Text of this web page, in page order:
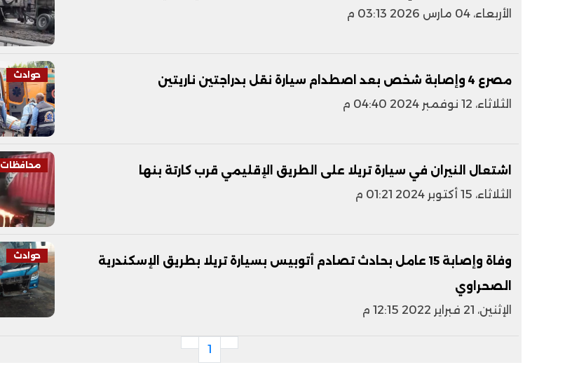
الأربعاء، 04 مارس 2026 03:13 م
حوادث
مصرع 4 وإصابة شخص بعد اصطدام سيارة نقل بدراجتين ناريتين
الثلاثاء، 12 نوفمبر 2024 04:40 م
محافظات
اشتعال النيران في سيارة تريلا على الطريق الإقليمي قرب كارتة بنها
الثلاثاء، 15 أكتوبر 2024 01:21 م
حوادث
وفاة وإصابة 15 عامل بحادث تصادم أتوبيس بسيارة تريلا بطريق الإسكندرية
الصحراوي
الإثنين، 21 فبراير 2022 12:15 م
1